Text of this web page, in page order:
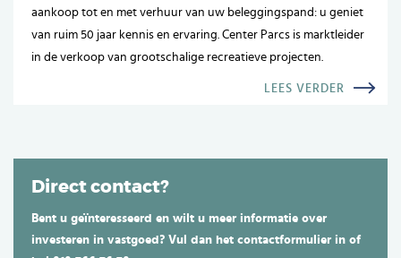
aankoop tot en met verhuur van uw beleggingspand: u geniet
van ruim 50 jaar kennis en ervaring. Center Parcs is marktleider
in de verkoop van grootschalige recreatieve projecten.
LEES VERDER
Direct contact?
Bent u geïnteresseerd en wilt u meer informatie over
investeren in vastgoed? Vul dan het contactformulier in of